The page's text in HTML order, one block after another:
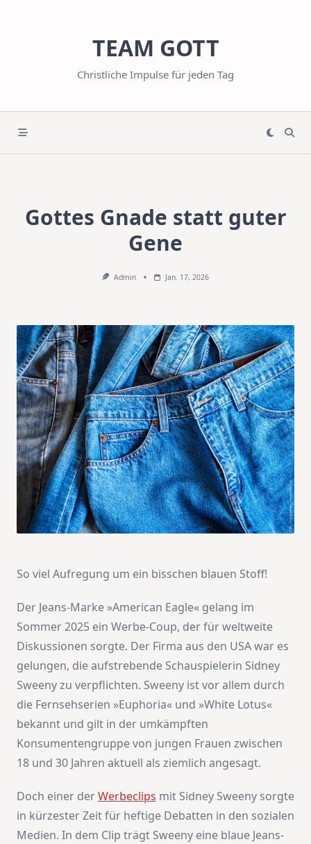
TEAM GOTT
Christliche Impulse für jeden Tag
Gottes Gnade statt guter
Gene
Admin Jan. 17, 2026
So viel Aufregung um ein bisschen blauen Stoff!
Der Jeans-Marke »American Eagle« gelang im
Sommer 2025 ein Werbe-Coup, der für weltweite
Diskussionen sorgte. Der Firma aus den USA war es
gelungen, die aufstrebende Schauspielerin Sidney
Sweeny zu verpflichten. Sweeny ist vor allem durch
die Fernsehserien »Euphoria« und »White Lotus«
bekannt und gilt in der umkämpften
Konsumentengruppe von jungen Frauen zwischen
18 und 30 Jahren aktuell als ziemlich angesagt.
Doch einer derWerbeclips mit Sidney Sweeny sorgte
in kürzester Zeit für heftige Debatten in den sozialen
Medien. In dem Clip trägt Sweeny eine blaue Jeans-